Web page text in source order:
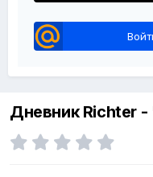
Дневник Richter